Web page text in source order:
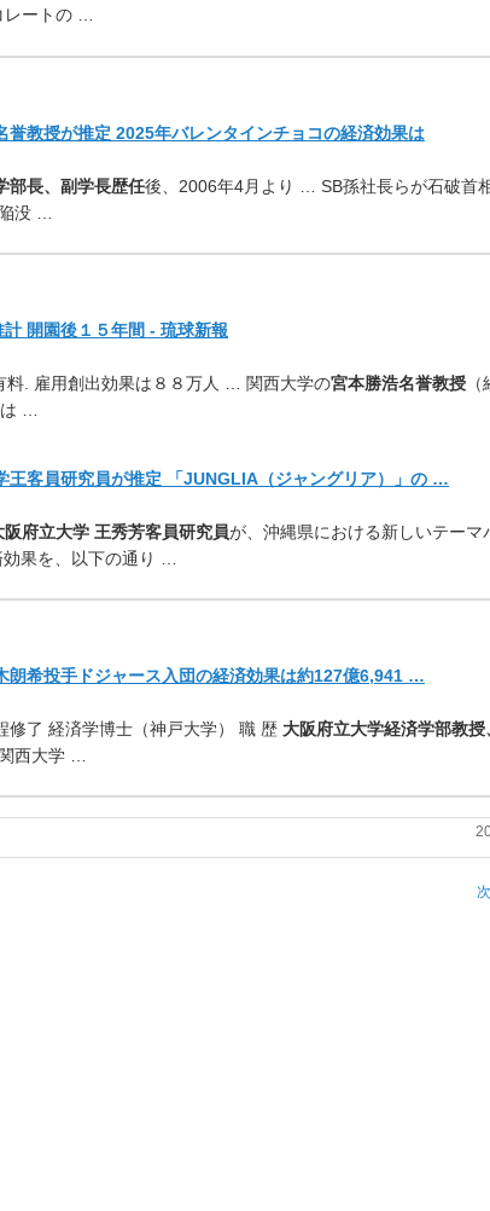
レートの …
誉教授が推定 2025年バレンタインチョコの経済効果は
部長、副学長歴任後、2006年4月より … SB孫社長らが石破首
没 …
開園後１５年間 - 琉球新報
料. 雇用創出効果は８８万人 … 関西大学の宮本勝浩名誉教授
は …
王客員研究員が推定 「JUNGLIA（ジャングリア）」の …
阪府立大学 王秀芳客員研究員が、沖縄県における新しいテーマ
果を、以下の通り …
朗希投手ドジャース入団の経済効果は約127億6,941 …
修了 経済学博士（神戸大学） 職 歴 大阪府立大学経済学部教授
西大学 …